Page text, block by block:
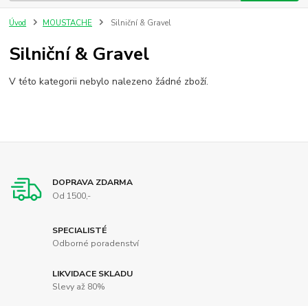
Úvod MOUSTACHE Silniční & Gravel
Silniční & Gravel
V této kategorii nebylo nalezeno žádné zboží.
DOPRAVA ZDARMA
Od 1500,-
SPECIALISTÉ
Odborné poradenství
LIKVIDACE SKLADU
Slevy až 80%